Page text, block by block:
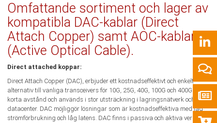
Omfattande sortiment och lager av
kompatibla DAC-kablar (Direct
Attach Copper) samt AOC-kablar
(Active Optical Cable).
Direct attached koppar:
Direct Attach Copper (DAC), erbjuder ett kostnadseffektivt och enkelt
alternativ till vanliga transceivers för 10G, 25G, 40G, 100G och 400G på
korta avstånd och används i stor utsträckning i lagringsnätverk och
datacenter. DAC möjliggör lösningar som är kostnadseffektiva med låg
strömförbrukning och låg latens. DAC finns i passiva och aktiva versioner